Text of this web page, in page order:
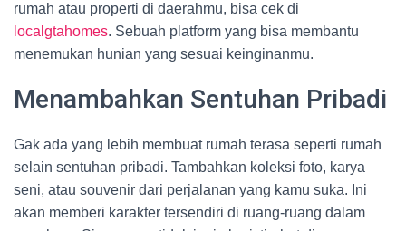
rumah atau properti di daerahmu, bisa cek di
localgtahomes. Sebuah platform yang bisa membantu
menemukan hunian yang sesuai keinginanmu.
Menambahkan Sentuhan Pribadi
Gak ada yang lebih membuat rumah terasa seperti rumah
selain sentuhan pribadi. Tambahkan koleksi foto, karya
seni, atau souvenir dari perjalanan yang kamu suka. Ini
akan memberi karakter tersendiri di ruang-ruang dalam